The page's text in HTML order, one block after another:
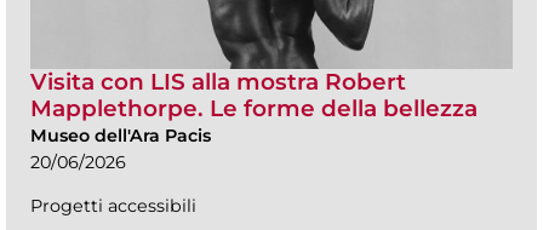
Visita con LIS alla mostra Robert
Mapplethorpe. Le forme della bellezza
Museo dell'Ara Pacis
20/06/2026
Progetti accessibili